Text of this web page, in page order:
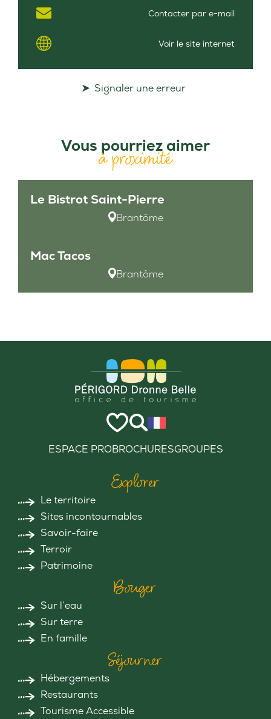
Contacter par e-mail
Voir le site internet
Signaler une erreur
Vous pourriez aimer
à proximité
Le Bistrot Saint-Pierre
Brantôme
Mac Tacos
Brantôme
ESPACE PROBROCHURESGROUPES
Explorer
Le territoire
Sites incontournables
Savoir-faire
Terroir
Patrimoine
Bouger
Sur l’eau
Sur terre
En famille
Séjourner
Hébergements
Restaurants
Tourisme Accessible